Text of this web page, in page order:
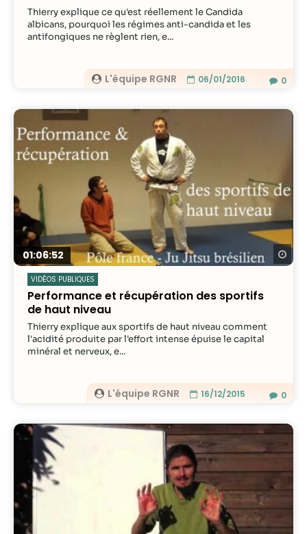
L'équipe RGNR 06/01/2016
Thierry explique ce qu'est réellement le Candida
albicans, pourquoi les régimes anti-candida et les
antifongiques ne règlent rien, e...
0
01:06:52
VIDÉOS PUBLIQUES
Performance et récupération des sportifs
de haut niveau
L'équipe RGNR 16/12/2015
Thierry explique aux sportifs de haut niveau comment
l'acidité produite par l'effort intense épuise le capital
minéral et nerveux, e...
0